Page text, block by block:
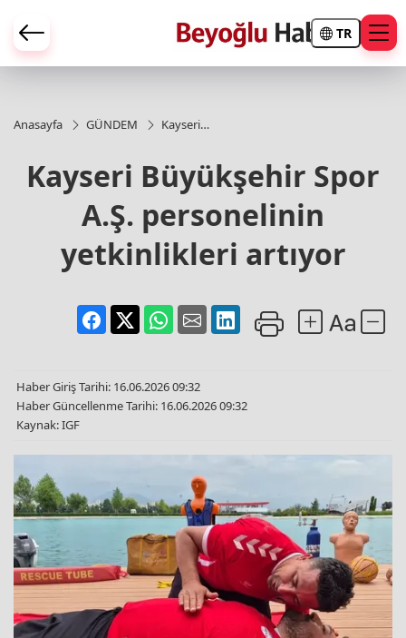
TR
Anasayfa GÜNDEM
Kayseri
personelinin
yetkinlikleri
artıyor
Kayseri Büyükşehir Spor
A.Ş. personelinin
yetkinlikleri artıyor
Haber Giriş Tarihi: 16.06.2026 09:32
Haber Güncellenme Tarihi: 16.06.2026 09:32
Kaynak: IGF